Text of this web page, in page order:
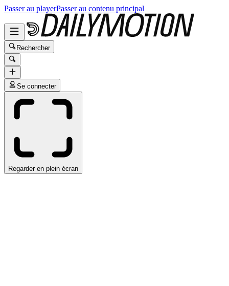
Passer au playerPasser au contenu principal
Rechercher
Se connecter
Regarder en plein écran